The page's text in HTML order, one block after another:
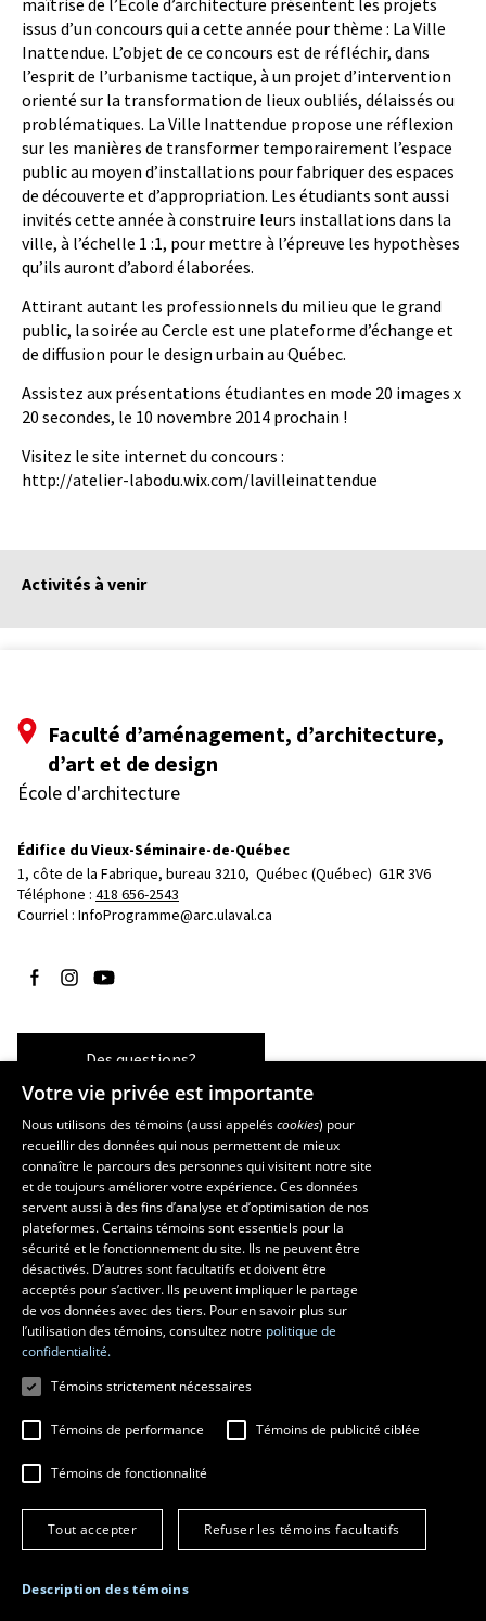
issus d’un concours qui a cette année pour thème : La Ville
Inattendue. L’objet de ce concours est de réfléchir, dans
l’esprit de l’urbanisme tactique, à un projet d’intervention
orienté sur la transformation de lieux oubliés, délaissés ou
problématiques. La Ville Inattendue propose une réflexion
sur les manières de transformer temporairement l’espace
public au moyen d’installations pour fabriquer des espaces
de découverte et d’appropriation. Les étudiants sont aussi
invités cette année à construire leurs installations dans la
ville, à l’échelle 1 :1, pour mettre à l’épreuve les hypothèses
qu’ils auront d’abord élaborées.
Attirant autant les professionnels du milieu que le grand
public, la soirée au Cercle est une plateforme d’échange et
de diffusion pour le design urbain au Québec.
Assistez aux présentations étudiantes en mode 20 images x
20 secondes, le 10 novembre 2014 prochain !
Visitez le site internet du concours :
http://atelier-labodu.wix.com/lavilleinattendue
Activités à venir
Faculté d’aménagement, d’architecture,
d’art et de design
École d'architecture
Édifice du Vieux-Séminaire-de-Québec
1, côte de la Fabrique, bureau 3210, Québec (Québec)  G1R 3V6
Téléphone : 418 656-2543
Courriel : InfoProgramme@arc.ulaval.ca
Suivez-nous sur Facebook
Suivez-nous sur Instagram
Suivez-nous sur YouTube
Des questions?
Les écoles et la recherche
École d’art
École supérieure d’aménagement du territoire et de développement
régional
École de design
Centre de recherche en aménagement et développement
© 2026 Université Laval
Tous droits réservés
Conditions générales d'utilisation
Fraude en ligne
Paramétrer les témoins
Votre vie privée est importante
Nous utilisons des témoins (aussi appeléscookies) pour
recueillir des données qui nous permettent de mieux
connaître le parcours des personnes qui visitent notre site
et de toujours améliorer votre expérience. Ces données
servent aussi à des fins d’analyse et d’optimisation de nos
plateformes. Certains témoins sont essentiels pour la
sécurité et le fonctionnement du site. Ils ne peuvent être
désactivés. D’autres sont facultatifs et doivent être
acceptés pour s’activer. Ils peuvent impliquer le partage
de vos données avec des tiers. Pour en savoir plus sur
l’utilisation des témoins, consultez notre politique de
confidentialité.
Témoins strictement nécessaires
Témoins de performance Témoins de publicité ciblée
Témoins de fonctionnalité
Tout accepter Refuser les témoins facultatifs
Description des témoins